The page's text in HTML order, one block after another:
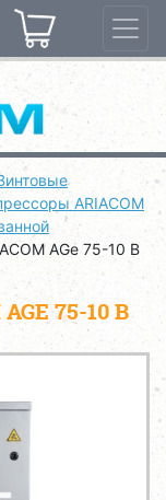
ARIACOM
AGe 75-10 B
75-10 B